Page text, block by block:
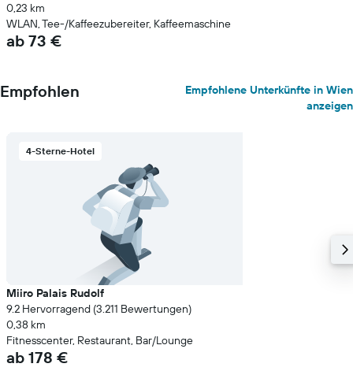
0,23 km
WLAN, Tee-/Kaffeezubereiter, Kaffeemaschine
ab 73 €
Empfohlen
Empfohlene Unterkünfte in Wien
anzeigen
4-Sterne-Hotel
Miiro Palais Rudolf
9.2 Hervorragend (3.211 Bewertungen)
0,38 km
Fitnesscenter, Restaurant, Bar/Lounge
ab 178 €